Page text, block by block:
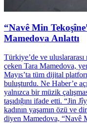
“Navê Min
Mamedova Anlattı
Türkiye’de ve
çeken Tara Mamedova,
Mayıs’ta tüm dijital
buluşturdu. Ne Haber’e
yalnızca bir müzik
taşıdığını ifade etti. “Jin
kadının yaşamın özü ve
diyen Mamedova, “Navê